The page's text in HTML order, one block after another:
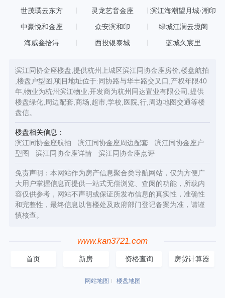
世茂璞云东方 灵龙艺音金座 滨江海潮望月城·潮印
中豪悦和金座 众安滨和印 绿城江澜云境阁
海威叁拾浔 西投银泰城 蓝城久宸里
滨江同协金座楼盘,提供杭州上城区滨江同协金座房价,楼盘航拍
,楼盘户型图,项目地址位于:同协路与华丰路交叉口,产权年限40
年,物业为杭州滨江物业,开发商为杭州同达置业有限公司,提供
楼盘绿化,周边配套,商场,超市,学校,医院,行,周边地图交通等楼
盘信。
楼盘相关信息：
滨江同协金座航拍
滨江同协金座周边配套
滨江同协金座户
型图
滨江同协金座详情 滨江同协金座点评
免责声明：本网站作为房产信息聚合类导航网站，仅为方便广
大用户掌握信息而提供一站式无偿浏览、查阅的功能，所载内
容仅供参考，网站不声明或保证所发布信息的真实性，准确性
和完整性，最终信息以售楼处及政府部门登记备案为准，请谨
慎核查。
www.kan3721.com
首页 新房 资格查询 房贷计算器
网站地图 楼盘地图